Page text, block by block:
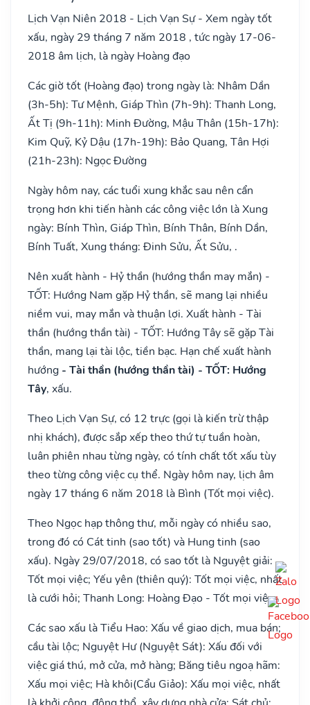
Lịch Vạn Niên 2018 - Lịch Vạn Sự - Xem ngày tốt
xấu, ngày 29 tháng 7 năm 2018 , tức ngày 17-06-
2018 âm lịch, là ngày Hoàng đạo
Các giờ tốt (Hoàng đạo) trong ngày là: Nhâm Dần
(3h-5h): Tư Mệnh, Giáp Thìn (7h-9h): Thanh Long,
Ất Tị (9h-11h): Minh Đường, Mậu Thân (15h-17h):
Kim Quỹ, Kỷ Dậu (17h-19h): Bảo Quang, Tân Hợi
(21h-23h): Ngọc Đường
Ngày hôm nay, các tuổi xung khắc sau nên cẩn
trọng hơn khi tiến hành các công việc lớn là Xung
ngày: Bính Thìn, Giáp Thìn, Bính Thân, Bính Dần,
Bính Tuất, Xung tháng: Đinh Sửu, Ất Sửu, .
Nên xuất hành - Hỷ thần (hướng thần may mắn) -
TỐT: Hướng Nam gặp Hỷ thần, sẽ mang lại nhiều
niềm vui, may mắn và thuận lợi. Xuất hành - Tài
thần (hướng thần tài) - TỐT: Hướng Tây sẽ gặp Tài
thần, mang lại tài lộc, tiền bạc. Hạn chế xuất hành
hướng - Tài thần (hướng thần tài) - TỐT: Hướng
Tây, xấu.
Theo Lịch Vạn Sự, có 12 trực (gọi là kiến trừ thập
nhị khách), được sắp xếp theo thứ tự tuần hoàn,
luân phiên nhau từng ngày, có tính chất tốt xấu tùy
theo từng công việc cụ thể. Ngày hôm nay, lịch âm
ngày 17 tháng 6 năm 2018 là Bình (Tốt mọi việc).
Theo Ngọc hạp thông thư, mỗi ngày có nhiều sao,
trong đó có Cát tinh (sao tốt) và Hung tinh (sao
xấu). Ngày 29/07/2018, có sao tốt là Nguyệt giải:
Tốt mọi việc; Yếu yên (thiên quý): Tốt mọi việc, nhất
là cưới hỏi; Thanh Long: Hoàng Đạo - Tốt mọi việc;
Các sao xấu là Tiểu Hao: Xấu về giao dịch, mua bán;
cầu tài lộc; Nguyệt Hư (Nguyệt Sát): Xấu đối với
việc giá thú, mở cửa, mở hàng; Băng tiêu ngoạ hãm:
Xấu mọi việc; Hà khôi(Cẩu Giảo): Xấu mọi việc, nhất